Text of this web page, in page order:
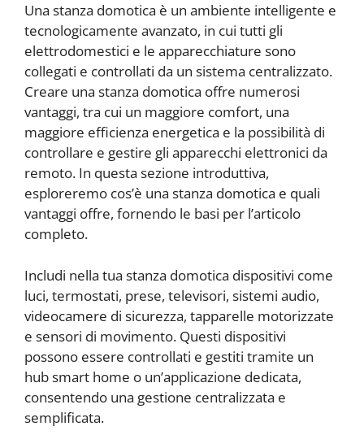
Una stanza domotica è un ambiente intelligente e
tecnologicamente avanzato, in cui tutti gli
elettrodomestici e le apparecchiature sono
collegati e controllati da un sistema centralizzato.
Creare una stanza domotica offre numerosi
vantaggi, tra cui un maggiore comfort, una
maggiore efficienza energetica e la possibilità di
controllare e gestire gli apparecchi elettronici da
remoto. In questa sezione introduttiva,
esploreremo cos’è una stanza domotica e quali
vantaggi offre, fornendo le basi per l’articolo
completo.
Includi nella tua stanza domotica dispositivi come
luci, termostati, prese, televisori, sistemi audio,
videocamere di sicurezza, tapparelle motorizzate
e sensori di movimento. Questi dispositivi
possono essere controllati e gestiti tramite un
hub smart home o un’applicazione dedicata,
consentendo una gestione centralizzata e
semplificata.